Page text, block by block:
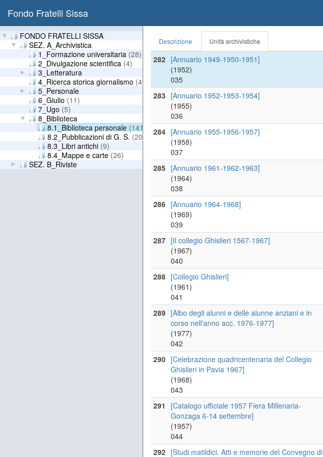
Fondo Fratelli Sissa
FONDO FRATELLI SISSA
SEZ. A_Archivistica
1_Formazione universitaria (28)
2_Divulgazione scientifica (4)
3_Letteratura
4_Ricerca storica giornalismo (49)
5_Personale
6_Giulio (11)
7_Ugo (5)
8_Biblioteca
8.1_Biblioteca personale (141)
8.2_Pubblicazioni di G. S. (20)
8.3_Libri antichi (9)
8.4_Mappe e carte (26)
SEZ. B_Riviste
Descrizione Unità archivistiche
281 [Annuario 1947 e 1948]
034
282 [Annuario 1949-1950-1951]
(1952)
035
283 [Annuario 1952-1953-1954]
(1955)
036
284 [Annuario 1955-1956-1957]
(1958)
037
285 [Annuario 1961-1962-1963]
(1964)
038
286 [Annuario 1964-1968]
(1969)
039
287 [Il collegio Ghislieri 1567-1967]
(1967)
040
288 [Collegio Ghislieri]
(1961)
041
289 [Albo degli alunni e delle alunne anziani e in
corso nell'anno acc. 1976-1977]
(1977)
042
290 [Celebrazione quadricentenaria del Collegio
Ghislieri in Pavia 1967]
(1968)
043
291
[Catalogo ufficiale 1957 Fiera Millenaria-
Gonzaga 6-14 settembre]
(1957)
044
292 [Studi matildici. Atti e memorie del Convegno di